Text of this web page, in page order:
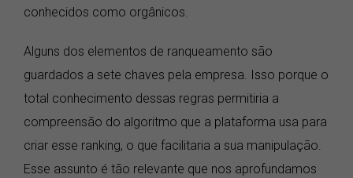
conhecidos como orgânicos.
Alguns dos elementos de ranqueamento são
guardados a sete chaves pela empresa. Isso porque o
total conhecimento dessas regras permitiria a
compreensão do algoritmo que a plataforma usa para
criar esse ranking, o que facilitaria a sua manipulação.
Esse assunto é tão relevante que nos aprofundamos